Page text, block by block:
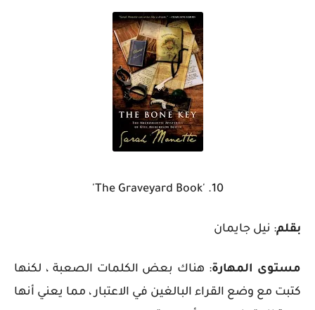
10. 'The Graveyard Book'
بقلم: نيل جايمان
مستوى المهارة: هناك بعض الكلمات الصعبة ، لكنها
كتبت مع وضع القراء البالغين في الاعتبار ، مما يعني أنها